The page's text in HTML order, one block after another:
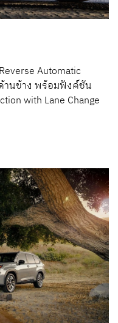
Automatic
านข้าง พร้อมฟังค์ชัน
with Lane Change